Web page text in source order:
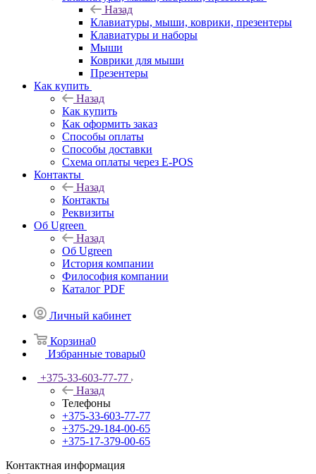
Назад
Клавиатуры, мыши, коврики, презентеры
Клавиатуры и наборы
Мыши
Коврики для мыши
Презентеры
Как купить
Назад
Как купить
Как оформить заказ
Способы оплаты
Способы доставки
Схема оплаты через E-POS
Контакты
Назад
Контакты
Реквизиты
Об Ugreen
Назад
Об Ugreen
История компании
Философия компании
Каталог PDF
Личный кабинет
Корзина0
Избранные товары0
+375-33-603-77-77
Назад
Телефоны
+375-33-603-77-77
+375-29-184-00-65
+375-17-379-00-65
Контактная информация